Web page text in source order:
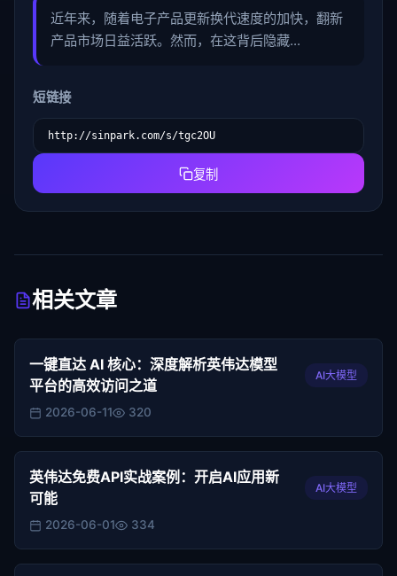
近年来，随着电子产品更新换代速度的加快，翻新
产品市场日益活跃。然而，在这背后隐藏...
短链接
复制
相关文章
一键直达 AI 核心：深度解析英伟达模型
平台的高效访问之道
AI大模型
2026-06-11 320
英伟达免费API实战案例：开启AI应用新
可能
AI大模型
2026-06-01 334